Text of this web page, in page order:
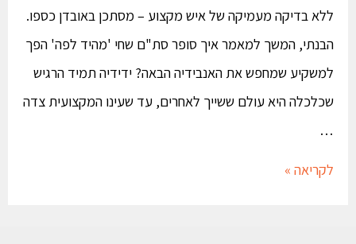
ללא בדיקה מעמיקה של איש מקצוע – מסתכן באובדן כספו.
הבנתי, המשך למאמר איך סופר סת"ם שחי 'מהיד לפה' הפך
למשקיע שמחפש את האנבידיה הבאה? ידידיה תמיד הרגיש
שכלכלה היא עולם ששייך לאחרים, עד שעינו המקצועית צדה
…
לקריאה »